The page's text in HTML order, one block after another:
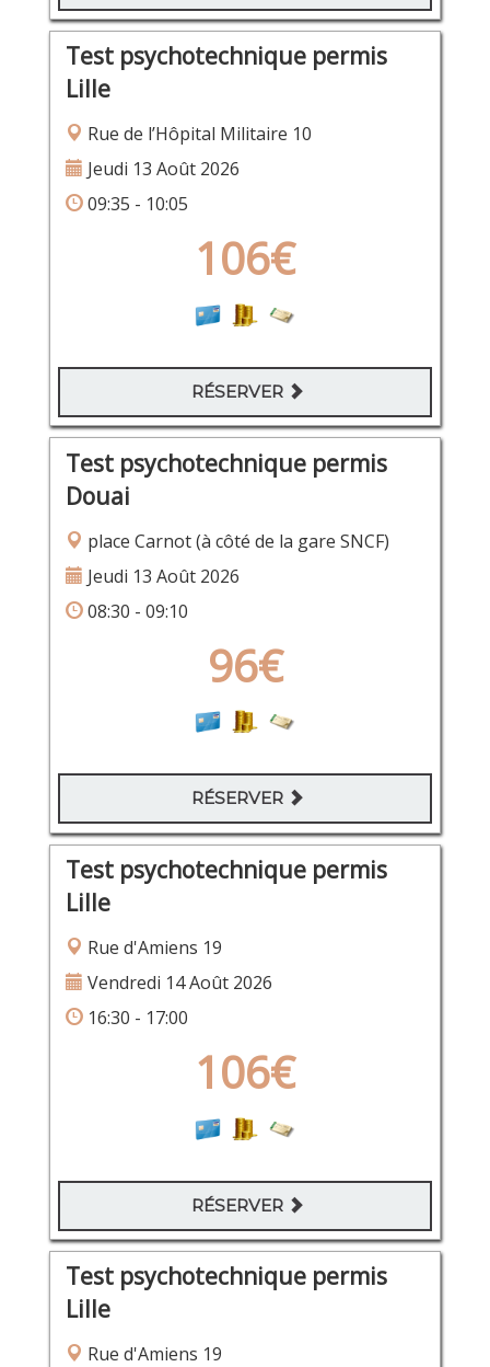
Test psychotechnique permis
Lille
Rue de l’Hôpital Militaire 10
Jeudi 13 Août 2026
09:35 - 10:05
106€
RÉSERVER
Test psychotechnique permis
Douai
place Carnot (à côté de la gare SNCF)
Jeudi 13 Août 2026
08:30 - 09:10
96€
RÉSERVER
Test psychotechnique permis
Lille
Rue d'Amiens 19
Vendredi 14 Août 2026
16:30 - 17:00
106€
RÉSERVER
Test psychotechnique permis
Lille
Rue d'Amiens 19